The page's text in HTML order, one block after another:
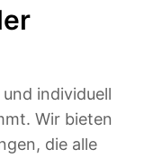
individuell
Wir bieten
die alle